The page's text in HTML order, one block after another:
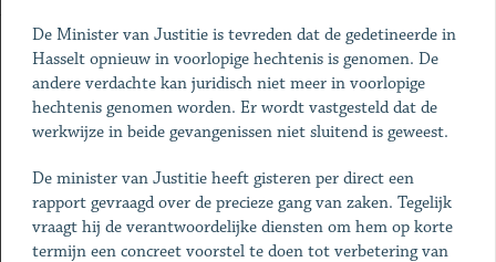
De Minister van Justitie is tevreden dat de gedetineerde in
Hasselt opnieuw in voorlopige hechtenis is genomen. De
andere verdachte kan juridisch niet meer in voorlopige
hechtenis genomen worden. Er wordt vastgesteld dat de
werkwijze in beide gevangenissen niet sluitend is geweest.
De minister van Justitie heeft gisteren per direct een
rapport gevraagd over de precieze gang van zaken. Tegelijk
vraagt hij de verantwoordelijke diensten om hem op korte
termijn een concreet voorstel te doen tot verbetering van